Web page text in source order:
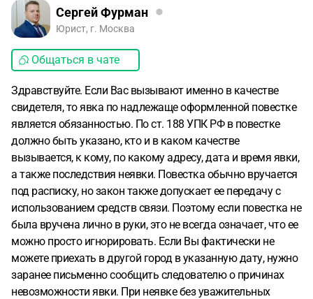
невозможности приехать;* какие у меня права и риски в
данной ситуации.Также хочу получить консультацию по
связанным с P2P и переводами средств. Нужен юрист/
банковским вопросам.
Сергей Фурман
Юрист, г. Москва
Общаться в чате
Здравствуйте. Если Вас вызывают именно в качестве
свидетеля, то явка по надлежаще оформленной повестке
является обязанностью. По ст. 188 УПК РФ в повестке
должно быть указано, кто и в каком качестве
вызывается, к кому, по какому адресу, дата и время явки,
а также последствия неявки. Повестка обычно вручается
под расписку, но закон также допускает ее передачу с
использованием средств связи. Поэтому если повестка не
была вручена лично в руки, это не всегда означает, что ее
можно просто игнорировать. Если Вы фактически не
можете приехать в другой город в указанную дату, нужно
заранее письменно сообщить следователю о причинах
невозможности явки. При неявке без уважительных